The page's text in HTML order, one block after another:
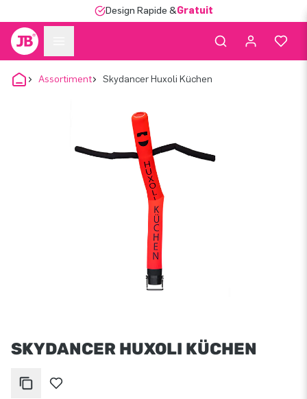
Design Rapide &Gratuit
Assortiment Skydancer Huxoli Küchen
SKYDANCER HUXOLI KÜCHEN